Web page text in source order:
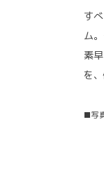
す
ム
素
を
■写